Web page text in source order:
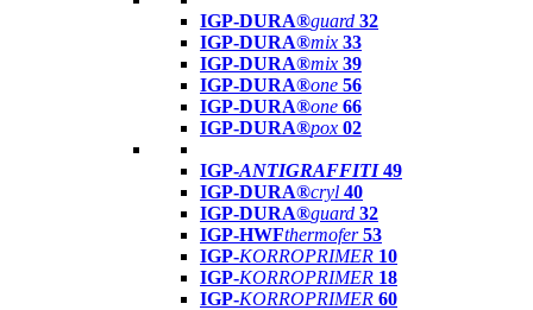
IGP-DURA®guard 32
IGP-DURA®mix 33
IGP-DURA®mix 39
IGP-DURA®one 56
IGP-DURA®one 66
IGP-DURA®pox 02
IGP-ANTIGRAFFITI49
IGP-DURA®cryl 40
IGP-DURA®guard 32
IGP-HWFthermofer 53
IGP-KORROPRIMER 10
IGP-KORROPRIMER 18
IGP-KORROPRIMER 60